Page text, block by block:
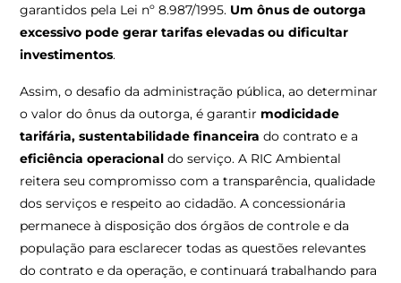
garantidos pela Lei nº 8.987/1995. Um ônus de outorga
excessivo pode gerar tarifas elevadas ou dificultar
investimentos.
Assim, o desafio da administração pública, ao determinar
o valor do ônus da outorga, é garantir modicidade
tarifária, sustentabilidade financeira do contrato e a
eficiência operacional do serviço. A RIC Ambiental
reitera seu compromisso com a transparência, qualidade
dos serviços e respeito ao cidadão. A concessionária
permanece à disposição dos órgãos de controle e da
população para esclarecer todas as questões relevantes
do contrato e da operação, e continuará trabalhando para